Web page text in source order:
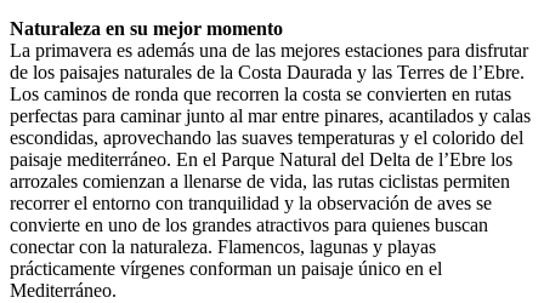
Naturaleza en su mejor momento
La primavera es además una de las mejores estaciones para disfrutar
de los paisajes naturales de la Costa Daurada y las Terres de l’Ebre.
Los caminos de ronda que recorren la costa se convierten en rutas
perfectas para caminar junto al mar entre pinares, acantilados y calas
escondidas, aprovechando las suaves temperaturas y el colorido del
paisaje mediterráneo. En el Parque Natural del Delta de l’Ebre los
arrozales comienzan a llenarse de vida, las rutas ciclistas permiten
recorrer el entorno con tranquilidad y la observación de aves se
convierte en uno de los grandes atractivos para quienes buscan
conectar con la naturaleza. Flamencos, lagunas y playas
prácticamente vírgenes conforman un paisaje único en el
Mediterráneo.